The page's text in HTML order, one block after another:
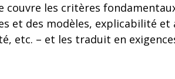
couvre les critères
et des modèles, explicabilité
etc. – et les traduit en